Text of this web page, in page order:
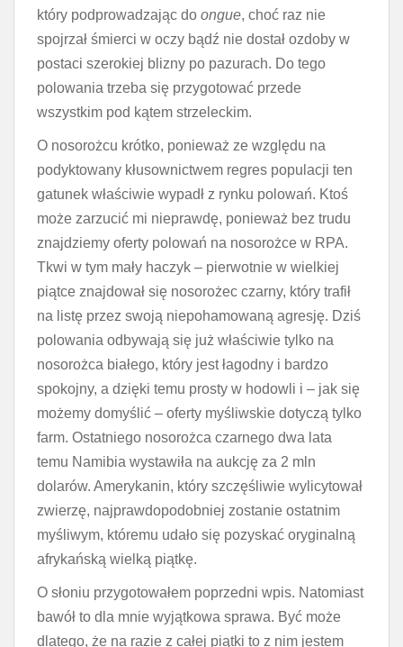
który podprowadzając do ongue, choć raz nie
spojrzał śmierci w oczy bądź nie dostał ozdoby w
postaci szerokiej blizny po pazurach. Do tego
polowania trzeba się przygotować przede
wszystkim pod kątem strzeleckim.
O nosorożcu krótko, ponieważ ze względu na
podyktowany kłusownictwem regres populacji ten
gatunek właściwie wypadł z rynku polowań. Ktoś
może zarzucić mi nieprawdę, ponieważ bez trudu
znajdziemy oferty polowań na nosorożce w RPA.
Tkwi w tym mały haczyk – pierwotnie w wielkiej
piątce znajdował się nosorożec czarny, który trafił
na listę przez swoją niepohamowaną agresję. Dziś
polowania odbywają się już właściwie tylko na
nosorożca białego, który jest łagodny i bardzo
spokojny, a dzięki temu prosty w hodowli i – jak się
możemy domyślić – oferty myśliwskie dotyczą tylko
farm. Ostatniego nosorożca czarnego dwa lata
temu Namibia wystawiła na aukcję za 2 mln
dolarów. Amerykanin, który szczęśliwie wylicytował
zwierzę, najprawdopodobniej zostanie ostatnim
myśliwym, któremu udało się pozyskać oryginalną
afrykańską wielką piątkę.
O słoniu przygotowałem poprzedni wpis. Natomiast
bawół to dla mnie wyjątkowa sprawa. Być może
dlatego, że na razie z całej piątki to z nim jestem